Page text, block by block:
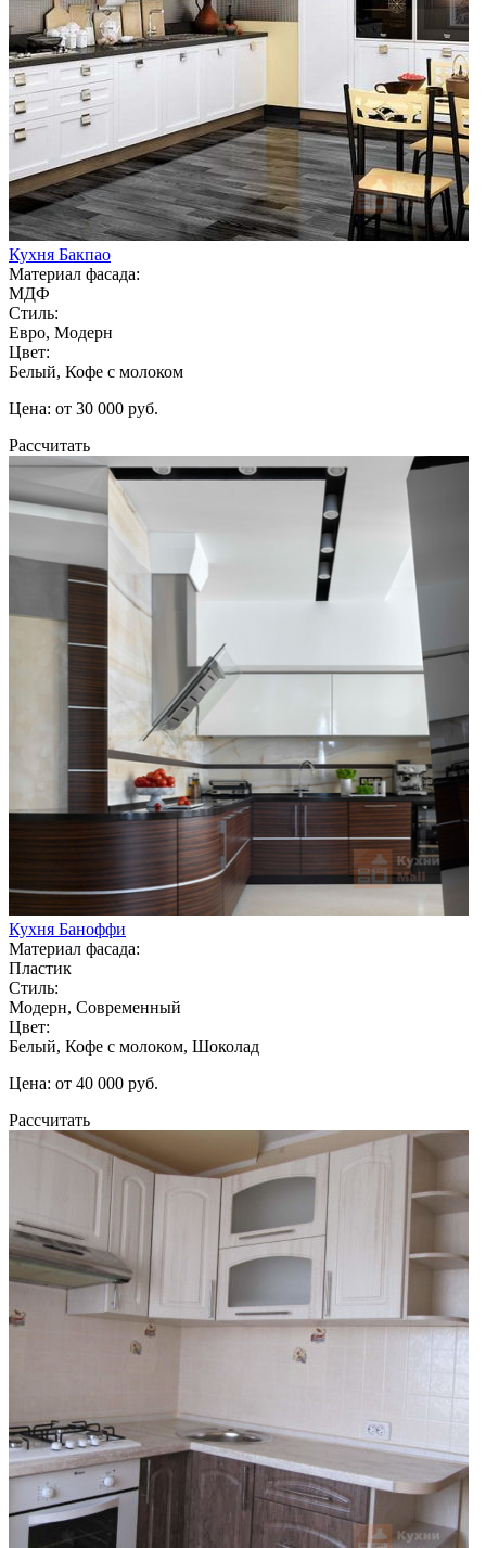
Кухня Бакпао
Материал фасада:
МДФ
Стиль:
Евро, Модерн
Цвет:
Белый, Кофе с молоком
Цена: от 30 000 руб.
Рассчитать
Кухня Баноффи
Материал фасада:
Пластик
Стиль:
Модерн, Современный
Цвет:
Белый, Кофе с молоком, Шоколад
Цена: от 40 000 руб.
Рассчитать